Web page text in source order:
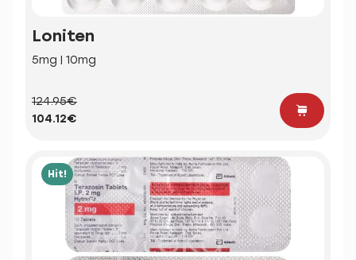
Loniten
5mg | 10mg
124.95€
104.12€
Hit!